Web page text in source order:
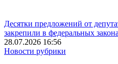
Десятки предложений от
закрепили в федеральных
28.07.2026 16:56
Новости рубрики